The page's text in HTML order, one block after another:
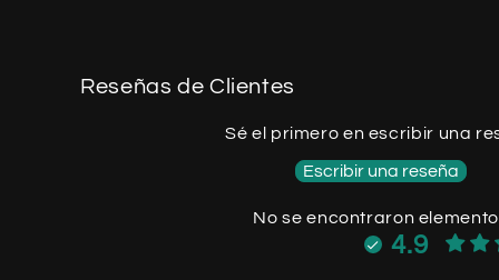
Reseñas de Clientes
Sé el primero en escribir una
Escribir una reseña
No se encontraron
4.9